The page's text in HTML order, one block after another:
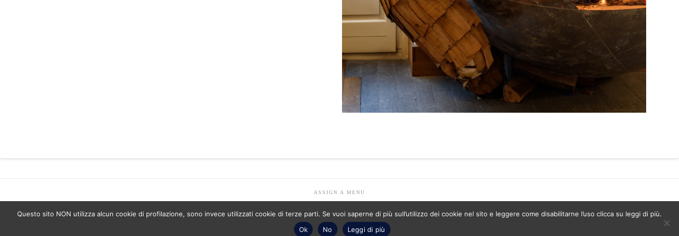
ASSIGN A MENU
FacebookLinkedInYouTubeInstagramPinterest
Copyright Studio C&C 2026 - P.IVA 08601070017 - Numero ordine architetti -Mariagrazia Abbaldo 3351 - Paolo Albertelli 4802
Questo sito NON utilizza alcun cookie di profilazione, sono invece utilizzati cookie di terze parti. Se vuoi saperne di più sull’utilizzo dei cookie nel sito e leggere come disabilitarne l’uso clicca su leggi di più.
Ok
No Leggi di più